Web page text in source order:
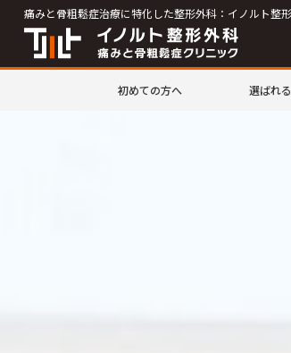
痛みと骨粗鬆症治療に特化した整形外科：イノルト整
初めての方へ 選ばれ